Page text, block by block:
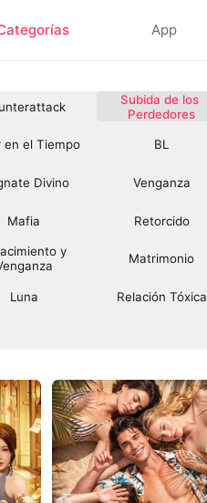
App
Subida de los
Perdedores
en el Tiempo BL
Divino Venganza
Mafia Retorcido
y
Matrimonio
Luna Relación Tóxica